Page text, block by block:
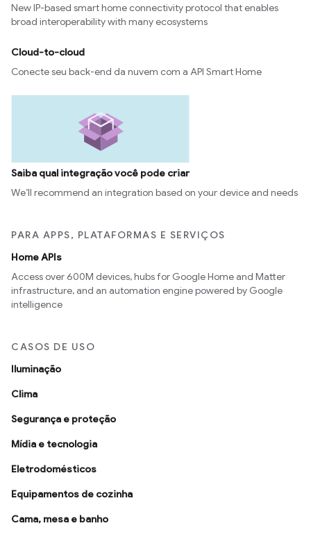
New IP-based smart home connectivity protocol that enables
broad interoperability with many ecosystems
Cloud-to-cloud
Conecte seu back-end da nuvem com a API Smart Home
Saiba qual integração você pode criar
We’ll recommend an integration based on your device and needs
PARA APPS, PLATAFORMAS E SERVIÇOS
Home APIs
Access over 600M devices, hubs for Google Home and Matter
infrastructure, and an automation engine powered by Google
intelligence
CASOS DE USO
Iluminação
Clima
Segurança e proteção
Mídia e tecnologia
Eletrodomésticos
Equipamentos de cozinha
Cama, mesa e banho